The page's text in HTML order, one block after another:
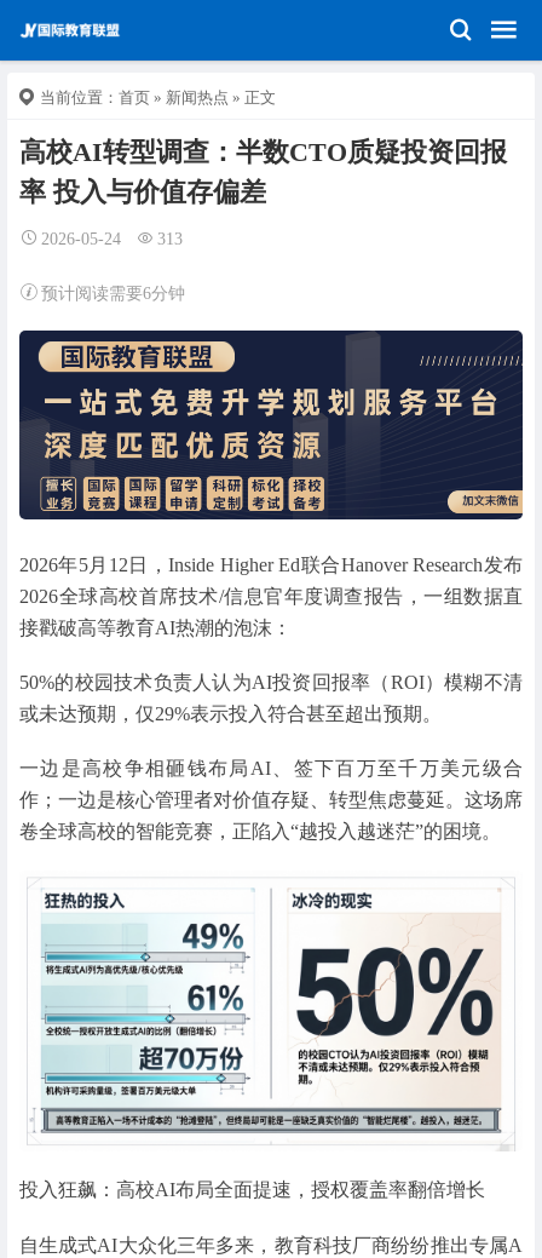
当前位置： 首页 » 新闻热点 » 正文
高校AI转型调查：半数CTO质疑投资回报
率 投入与价值存偏差
2026-05-24 313
预计阅读需要6分钟
2026年5月12日，Inside Higher Ed联合Hanover Research发布
2026全球高校首席技术/信息官年度调查报告，一组数据直
接戳破高等教育AI热潮的泡沫：
50%的校园技术负责人认为AI投资回报率（ROI）模糊不清
或未达预期，仅29%表示投入符合甚至超出预期。
一边是高校争相砸钱布局AI、签下百万至千万美元级合
作；一边是核心管理者对价值存疑、转型焦虑蔓延。这场席
卷全球高校的智能竞赛，正陷入“越投入越迷茫”的困境。
投入狂飙：高校AI布局全面提速，授权覆盖率翻倍增长
自生成式AI大众化三年多来，教育科技厂商纷纷推出专属A